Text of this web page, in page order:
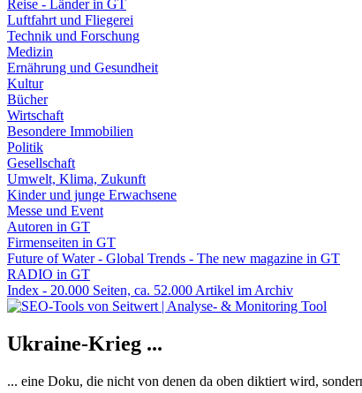
Reise - Länder in GT
Luftfahrt und Fliegerei
Technik und Forschung
Medizin
Ernährung und Gesundheit
Kultur
Bücher
Wirtschaft
Besondere Immobilien
Politik
Gesellschaft
Umwelt, Klima, Zukunft
Kinder und junge Erwachsene
Messe und Event
Autoren in GT
Firmenseiten in GT
Future of Water - Global Trends - The new magazine in GT
RADIO in GT
Index - 20.000 Seiten, ca. 52.000 Artikel im Archiv
Ukraine-Krieg ...
... eine Doku, die nicht von denen da oben diktiert wird,